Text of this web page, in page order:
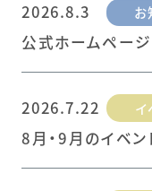
2026.8.3 お
公式ホームペー
2026.7.22 イ
8月・9月のイベン